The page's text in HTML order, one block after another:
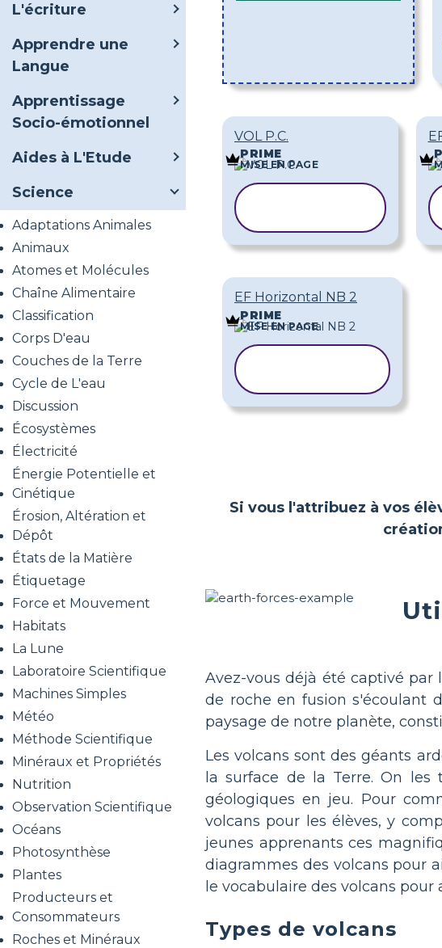
L'écriture
Apprendre une
Langue
Apprentissage
Socio-émotionnel
Aides à L'Etude
Science
Adaptations Animales
Animaux
Atomes et Molécules
Chaîne Alimentaire
Classification
Corps D'eau
Couches de la Terre
Cycle de L'eau
Discussion
Écosystèmes
Électricité
Énergie Potentielle et
Cinétique
Érosion, Altération et
Dépôt
États de la Matière
Étiquetage
Force et Mouvement
Habitats
La Lune
Laboratoire Scientifique
Machines Simples
Météo
Méthode Scientifique
Minéraux et Propriétés
Nutrition
Observation Scientifique
Océans
Photosynthèse
Plantes
Producteurs et
Consommateurs
Roches et Minéraux
VOL P.C.
PRIME
MISE EN PAGE
EF Horizontal NB 2
PRIME
MISE EN PAGE
Si vous l'attribuez à vos
Avez-vous déjà été captivé
de roche en fusion s'écoulant
paysage de notre planète,
Les volcans sont des géants
la surface de la Terre. On
géologiques en jeu. Pour
volcans pour les élèves, y
jeunes apprenants ces
diagrammes des volcans pour
le vocabulaire des volcans
Types de volcans